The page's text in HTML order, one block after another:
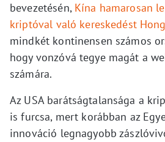
bevezetésén, Kína hamarosan
kriptóval való kereskedést
mindkét kontinensen számos
hogy vonzóvá tegye magát a
számára.
Az USA barátságtalansága a
is furcsa, mert korábban az
innováció legnagyobb